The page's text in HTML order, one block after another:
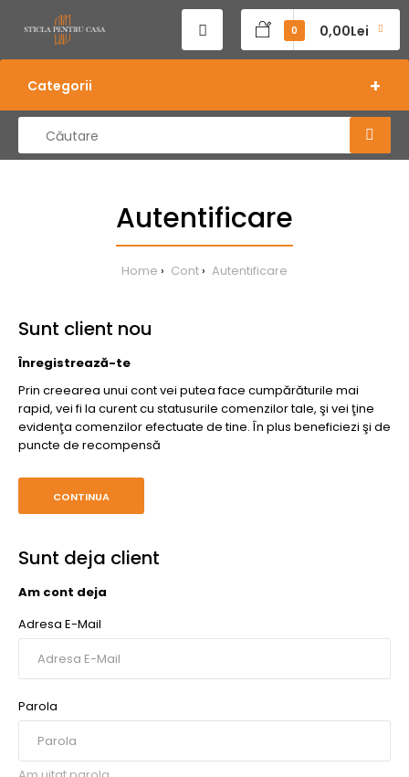
0 0,00Lei
Categorii
Autentificare
Home Cont Autentificare
Sunt client nou
Înregistrează-te
Prin creearea unui cont vei putea face cumpărăturile mai
rapid, vei fi la curent cu statusurile comenzilor tale, şi vei ţine
evidenţa comenzilor efectuate de tine. În plus beneficiezi şi de
puncte de recompensă
CONTINUA
Sunt deja client
Am cont deja
Adresa E-Mail
Parola